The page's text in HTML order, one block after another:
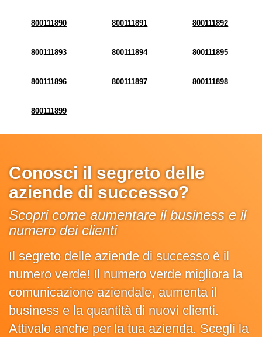
800111890 800111891 800111892
800111893 800111894 800111895
800111896 800111897 800111898
800111899
Conosci il segreto delle
aziende di successo?
Scopri come aumentare il business e il
numero dei clienti
Il segreto delle aziende di successo è il
numero verde! Il numero verde migliora la
comunicazione aziendale, aumenta il
business e la quantità di nuovi clienti.
Attivalo anche per la tua azienda. Scegli la